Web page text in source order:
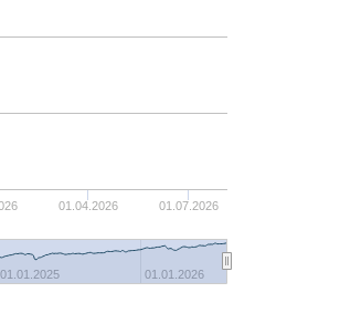
01.04.2026 01.07.2026
01.01.2025 01.01.2026